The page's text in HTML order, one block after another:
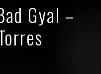
Gyal –